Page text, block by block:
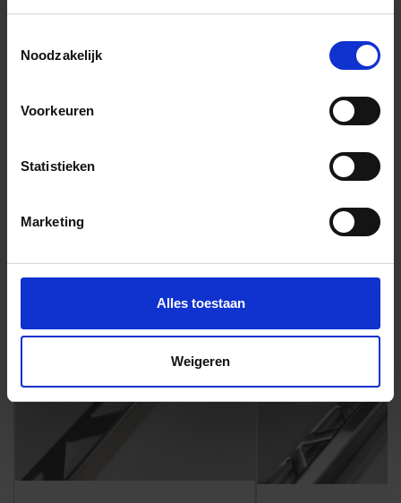
Noodzakelijk
Voorkeuren
Statistieken
Marketing
Alles toestaan
Weigeren
Bijpassende afwerklijsten en hoeken